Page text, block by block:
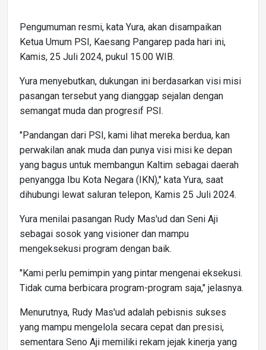
Pengumuman resmi, kata Yura, akan disampaikan
Ketua Umum PSI, Kaesang Pangarep pada hari ini,
Kamis, 25 Juli 2024, pukul 15.00 WIB.
Yura menyebutkan, dukungan ini berdasarkan visi misi
pasangan tersebut yang dianggap sejalan dengan
semangat muda dan progresif PSI.
"Pandangan dari PSI, kami lihat mereka berdua, kan
perwakilan anak muda dan punya visi misi ke depan
yang bagus untuk membangun Kaltim sebagai daerah
penyangga Ibu Kota Negara (IKN)," kata Yura, saat
dihubungi lewat saluran telepon, Kamis 25 Juli 2024.
Yura menilai pasangan Rudy Mas'ud dan Seni Aji
sebagai sosok yang visioner dan mampu
mengeksekusi program dengan baik.
"Kami perlu pemimpin yang pintar mengenai eksekusi.
Tidak cuma berbicara program-program saja," jelasnya.
Menurutnya, Rudy Mas'ud adalah pebisnis sukses
yang mampu mengelola secara cepat dan presisi,
sementara Seno Aji memiliki rekam jejak kinerja yang